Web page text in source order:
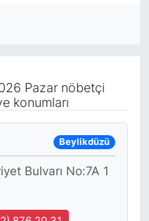
Pazar nöbetçi
konumları
Beylikdüzü
Bulvarı No:7A 1